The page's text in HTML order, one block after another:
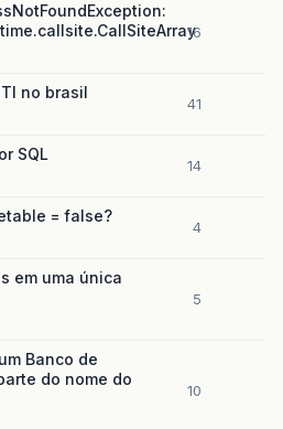
16
no brasil
41
SQL
14
= false?
4
em uma única
5
Banco de
do nome do
10